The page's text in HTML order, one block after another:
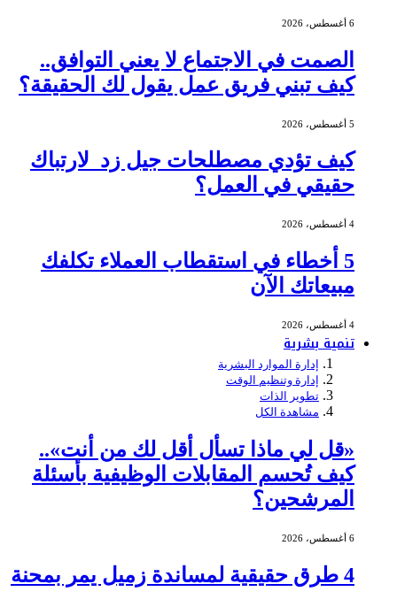
6 أغسطس، 2026
الصمت في الاجتماع لا يعني التوافق..
كيف تبني فريق عمل يقول لك الحقيقة؟
5 أغسطس، 2026
كيف تؤدي مصطلحات جيل زد لارتباك
حقيقي في العمل؟
4 أغسطس، 2026
5 أخطاء في استقطاب العملاء تكلفك
مبيعاتك الآن
4 أغسطس، 2026
تنمية بشرية
إدارة الموارد البشرية
إدارة وتنظيم الوقت
تطوير الذات
مشاهدة الكل
«قل لي ماذا تسأل أقل لك من أنت»..
كيف تُحسم المقابلات الوظيفية بأسئلة
المرشحين؟
6 أغسطس، 2026
4 طرق حقيقية لمساندة زميل يمر بمحنة